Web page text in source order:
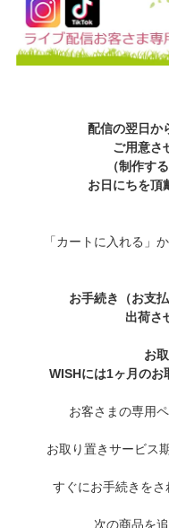
配信の翌日か
ご用意さ
（制作す
お日にちを頂
「カートに入れる」
お手続き（お支
出荷さ
お
WISHには1ヶ月のお
お客さまの専用
お取り置きサービス
すぐにお手続きを
次の商品を